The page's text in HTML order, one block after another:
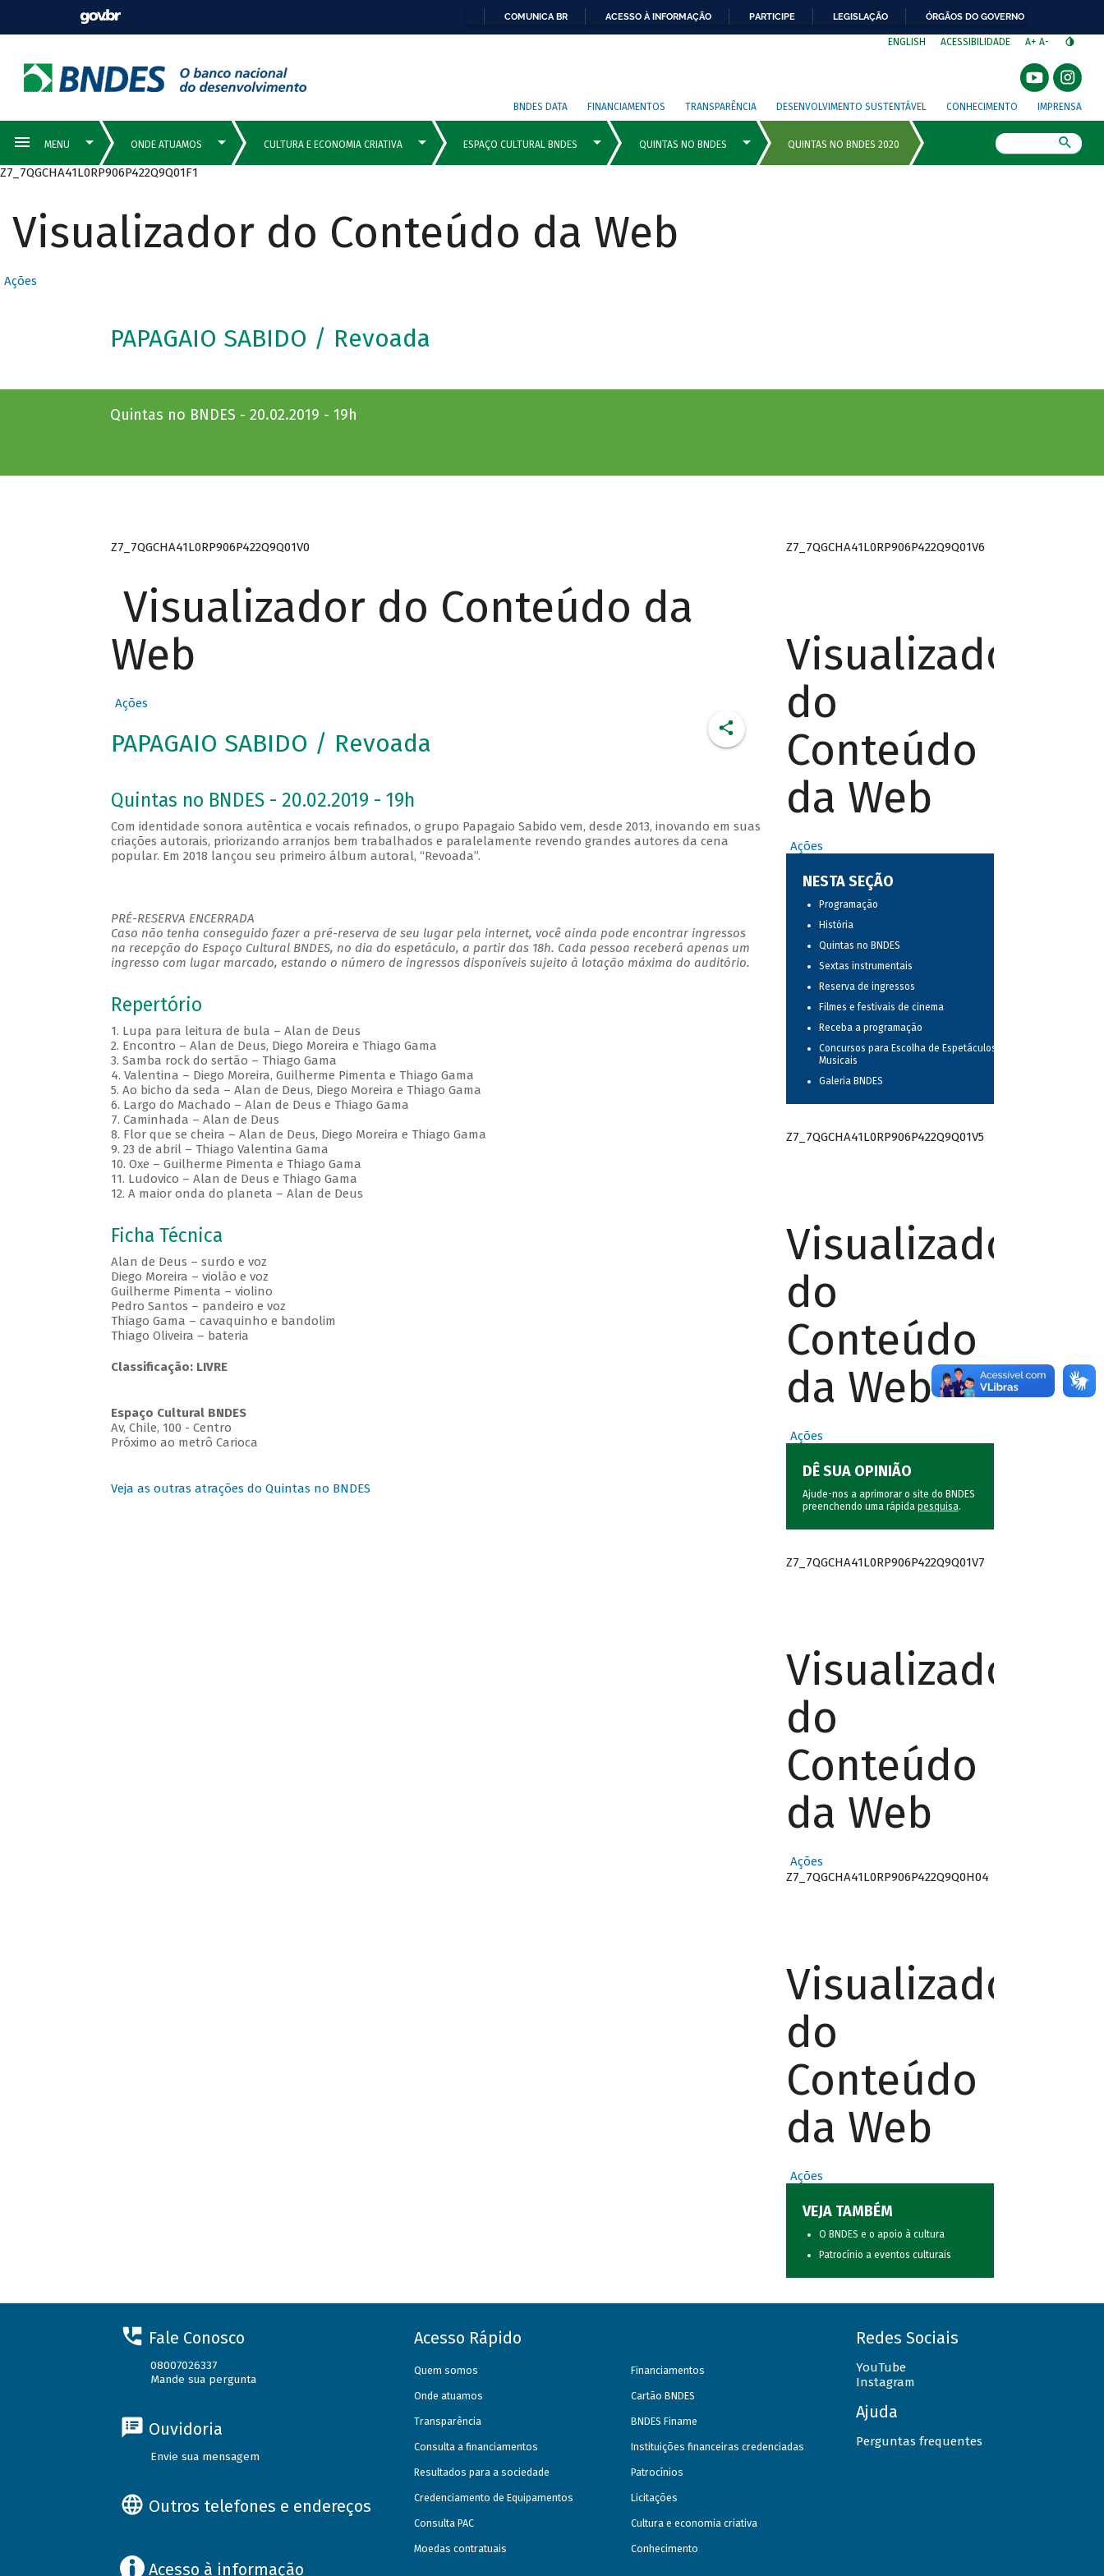
COMUNICA BR ACESSO À INFORMAÇÃO PARTICIPE LEGISLAÇÃO ÓRGÃOS DO GOVERNO
ENGLISH ACESSIBILIDADE A+ A-
BNDES DATA FINANCIAMENTOS TRANSPARÊNCIA DESENVOLVIMENTO SUSTENTÁVEL CONHECIMENTO IMPRENSA
Z7_7QGCHA41L0RP906P422Q9Q01F1
Visualizador do Conteúdo da Web
Ações
PAPAGAIO SABIDO / Revoada
Quintas no BNDES - 20.02.2019 - 19h
Z7_7QGCHA41L0RP906P422Q9Q01V0
Visualizador do Conteúdo da
Web
Ações
PAPAGAIO SABIDO / Revoada
Quintas no BNDES - 20.02.2019 - 19h
Com identidade sonora autêntica e vocais refinados, o grupo Papagaio Sabido vem, desde 2013, inovando em suas
criações autorais, priorizando arranjos bem trabalhados e paralelamente revendo grandes autores da cena
popular. Em 2018 lançou seu primeiro álbum autoral, “Revoada”.
PRÉ-RESERVA ENCERRADA
Caso não tenha conseguido fazer a pré-reserva de seu lugar pela internet, você ainda pode encontrar ingressos
na recepção do Espaço Cultural BNDES, no dia do espetáculo, a partir das 18h. Cada pessoa receberá apenas um
ingresso com lugar marcado, estando o número de ingressos disponíveis sujeito à lotação máxima do auditório.
Repertório
1. Lupa para leitura de bula – Alan de Deus
2. Encontro – Alan de Deus, Diego Moreira e Thiago Gama
3. Samba rock do sertão – Thiago Gama
4. Valentina – Diego Moreira, Guilherme Pimenta e Thiago Gama
5. Ao bicho da seda – Alan de Deus, Diego Moreira e Thiago Gama
6. Largo do Machado – Alan de Deus e Thiago Gama
7. Caminhada – Alan de Deus
8. Flor que se cheira – Alan de Deus, Diego Moreira e Thiago Gama
9. 23 de abril – Thiago Valentina Gama
10. Oxe – Guilherme Pimenta e Thiago Gama
11. Ludovico – Alan de Deus e Thiago Gama
12. A maior onda do planeta – Alan de Deus
Ficha Técnica
Alan de Deus – surdo e voz
Diego Moreira – violão e voz
Guilherme Pimenta – violino
Pedro Santos – pandeiro e voz
Thiago Gama – cavaquinho e bandolim
Thiago Oliveira – bateria
Classificação: LIVRE
Espaço Cultural BNDES
Av, Chile, 100 - Centro
Próximo ao metrô Carioca
Veja as outras atrações do Quintas no BNDES
Z7_7QGCHA41L0RP906P422Q9Q01V6
Visualizador
do
Conteúdo
da Web
Ações
NESTA SEÇÃO
Programação
História
Quintas no BNDES
Sextas instrumentais
Reserva de ingressos
Filmes e festivais de cinema
Receba a programação
Concursos para Escolha de Espetáculos
Musicais
Galeria BNDES
Z7_7QGCHA41L0RP906P422Q9Q01V5
Visualizador
do
Conteúdo
da Web
Ações
DÊ SUA OPINIÃO
Ajude-nos a aprimorar o site do BNDES
preenchendo uma rápida pesquisa.
Z7_7QGCHA41L0RP906P422Q9Q01V7
Visualizador
do
Conteúdo
da Web
Ações
Z7_7QGCHA41L0RP906P422Q9Q0H04
Visualizador
do
Conteúdo
da Web
Ações
VEJA TAMBÉM
O BNDES e o apoio à cultura
Patrocínio a eventos culturais
Fale Conosco
08007026337
Mande sua pergunta
Ouvidoria
Envie sua mensagem
Outros telefones e endereços
Acesso à informação
Acesso Rápido
Quem somos
Onde atuamos
Transparência
Consulta a financiamentos
Resultados para a sociedade
Credenciamento de Equipamentos
Consulta PAC
Moedas contratuais
Financiamentos
Cartão BNDES
BNDES Finame
Instituições financeiras credenciadas
Patrocínios
Licitações
Cultura e economia criativa
Conhecimento
Redes Sociais
YouTube
Instagram
Ajuda
Perguntas frequentes